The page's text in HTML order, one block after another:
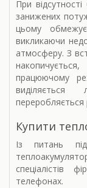
При
занижених
цьому
викликаючи
атмосферу. З
працюючому
переробляється
Купити
Із питань
спеціалістів
телефонах.